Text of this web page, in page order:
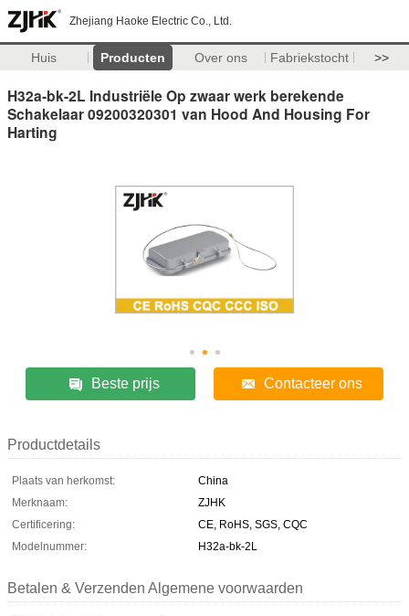
Zhejiang Haoke Electric Co., Ltd.
Huis Producten Over ons Fabriekstocht >>
H32a-bk-2L Industriële Op zwaar werk berekende
Schakelaar 09200320301 van Hood And Housing For
Harting
Beste prijs Contacteer ons
Productdetails
Plaats van herkomst:
China
Merknaam:
ZJHK
Certificering:
CE, RoHS, SGS, CQC
Modelnummer:
H32a-bk-2L
Betalen & Verzenden Algemene voorwaarden